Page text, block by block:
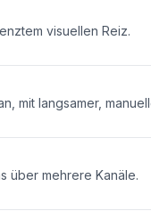
visuellen Reiz.
mit langsamer,
über mehrere Kanäle.